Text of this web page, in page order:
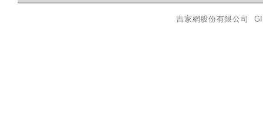
吉家網股份有限公司